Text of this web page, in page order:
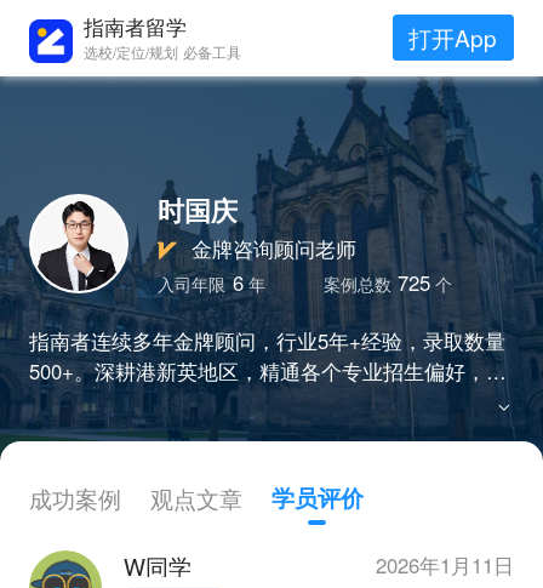
指南者留学
选校/定位/规划 必备工具 打开App
时国庆
金牌咨询顾问老师
入司年限 6年 案例总数 725 个
指南者连续多年金牌顾问，行业5年+经验，录取数量
500+。深耕港新英地区，精通各个专业招生偏好，擅
长结合职业规划、扬长避短，帮助学员匹配规划与定
位。
成功案例 观点文章 学员评价
W同学 2026年1月11日